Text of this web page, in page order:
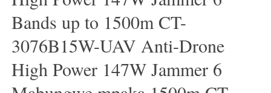
Bands up to 1500m CT-
3076B15W-UAV Anti-Drone
High Power 147W Jammer 6